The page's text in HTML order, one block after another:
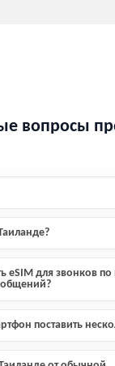
вопросы
eSIM для звонков
поставить